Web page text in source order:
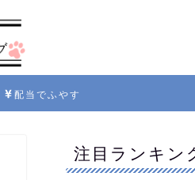
配当でふやす
注目ランキン